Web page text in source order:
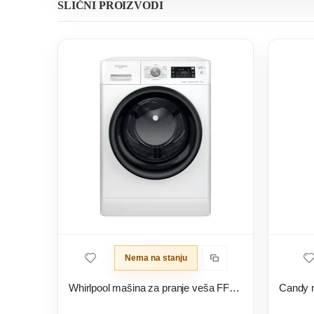
SLIČNI PROIZVODI
Nema na stanju
Whirlpool mašina za pranje veša FFB 8458 BV EE